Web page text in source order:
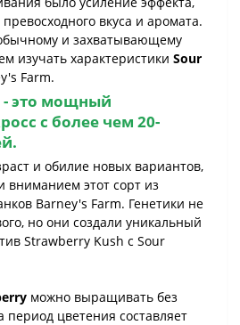
вкуса и аромата.
и захватывающему
изучать характеристики Sour
Farm.
- это мощный
с более чем 20-
и обилие новых вариантов,
этот сорт из
Barney's Farm. Генетики не
но они создали уникальный
Strawberry Kush с Sour
можно выращивать без
период цветения составляет